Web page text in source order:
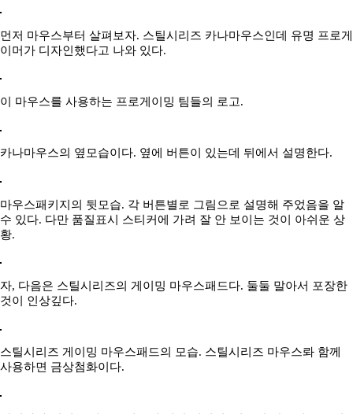
먼저 마우스부터 살펴보자. 스틸시리즈 카나마우스인데 유명 프로게
이머가 디자인했다고 나와 있다.
이 마우스를 사용하는 프로게이밍 팀들의 로고.
카나마우스의 옆모습이다. 옆에 버튼이 있는데 뒤에서 설명한다.
마우스패키지의 뒷모습. 각 버튼별로 그림으로 설명해 주었음을 알
수 있다. 다만 품질표시 스티커에 가려 잘 안 보이는 것이 아쉬운 상
황.
자, 다음은 스틸시리즈의 게이밍 마우스패드다. 둘둘 말아서 포장한
것이 인상깊다.
스틸시리즈 게이밍 마우스패드의 모습. 스틸시리즈 마우스롸 함께
사용하면 금상첨화이다.